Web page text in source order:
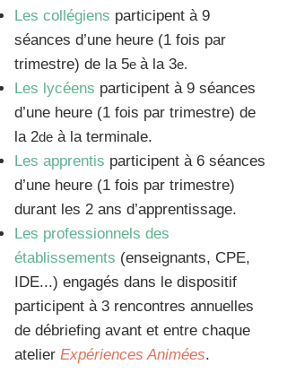
Les collégiens participent à 9
séances d’une heure (1 fois par
trimestre) de la 5e à la 3e.
Les lycéens participent à 9 séances
d’une heure (1 fois par trimestre) de
la 2de à la terminale.
Les apprentis participent à 6 séances
d’une heure (1 fois par trimestre)
durant les 2 ans d’apprentissage.
Les professionnels des
établissements (enseignants, CPE,
IDE...) engagés dans le dispositif
participent à 3 rencontres annuelles
de débriefing avant et entre chaque
atelier Expériences Animées.